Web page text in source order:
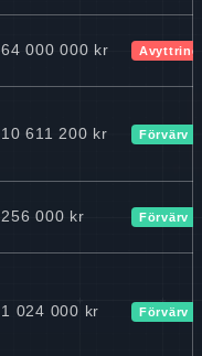
64 000 000 kr Avyttring
10 611 200 kr Förvärv
256 000 kr Förvärv
1 024 000 kr Förvärv